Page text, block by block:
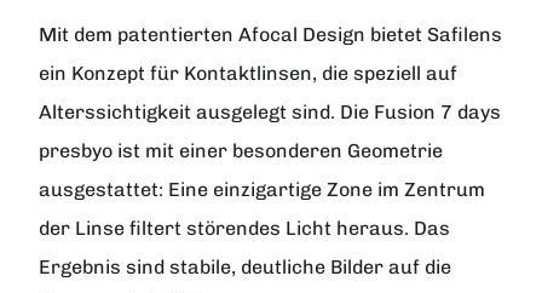
Mit dem patentierten Afocal Design bietet Safilens
ein Konzept für Kontaktlinsen, die speziell auf
Alterssichtigkeit ausgelegt sind. Die Fusion 7 days
presbyo ist mit einer besonderen Geometrie
ausgestattet: Eine einzigartige Zone im Zentrum
der Linse filtert störendes Licht heraus. Das
Ergebnis sind stabile, deutliche Bilder auf die